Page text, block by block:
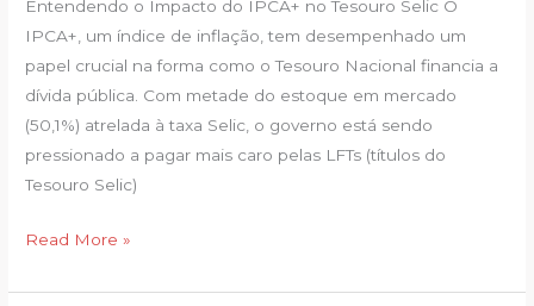
Entendendo o Impacto do IPCA+ no Tesouro Selic O
IPCA+, um índice de inflação, tem desempenhado um
papel crucial na forma como o Tesouro Nacional financia a
dívida pública. Com metade do estoque em mercado
(50,1%) atrelada à taxa Selic, o governo está sendo
pressionado a pagar mais caro pelas LFTs (títulos do
Tesouro Selic)
a
pagar
taxa
mais
entenda
Read More »